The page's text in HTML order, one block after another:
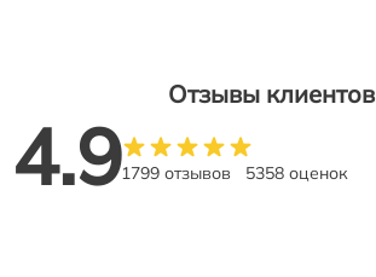
Отзывы клиентов
4.91799 отзывов 5358 оценок